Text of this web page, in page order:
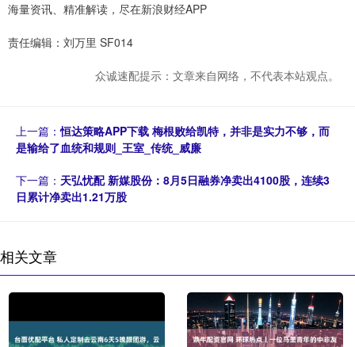
海量资讯、精准解读，尽在新浪财经APP
责任编辑：刘万里 SF014
众诚速配提示：文章来自网络，不代表本站观点。
上一篇：恒达策略APP下载 梅根败给凯特，并非是实力不够，而
是输给了血统和规则_王室_传统_威廉
下一篇： 天弘忧配 新媒股份：8月5日融券净卖出4100股，连续3
日累计净卖出1.21万股
相关文章